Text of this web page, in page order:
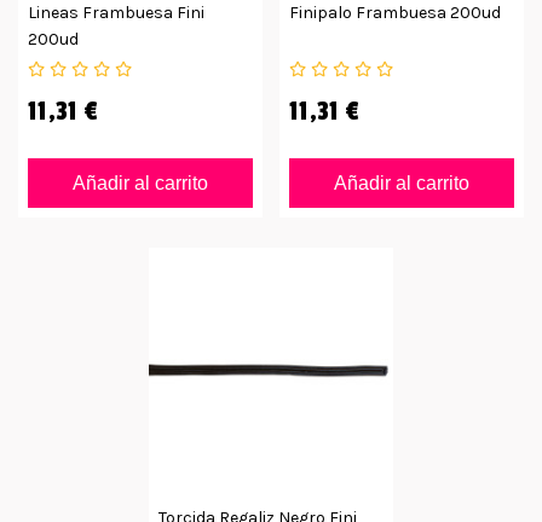
Lineas Frambuesa Fini
200ud
11,31 €
Añadir al carrito
Finipalo Frambuesa 200ud
11,31 €
Añadir al carrito
Torcida Regaliz Negro Fini